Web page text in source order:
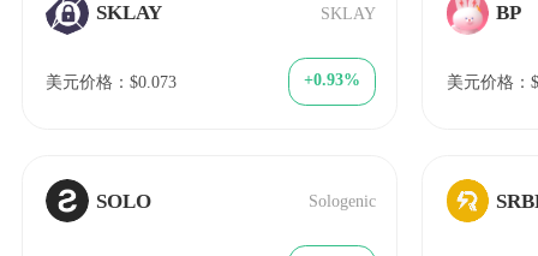
SKLAY SKLAY
美元价格：$0.073 +0.93%
SOLO Sologenic
BP
美元价格：